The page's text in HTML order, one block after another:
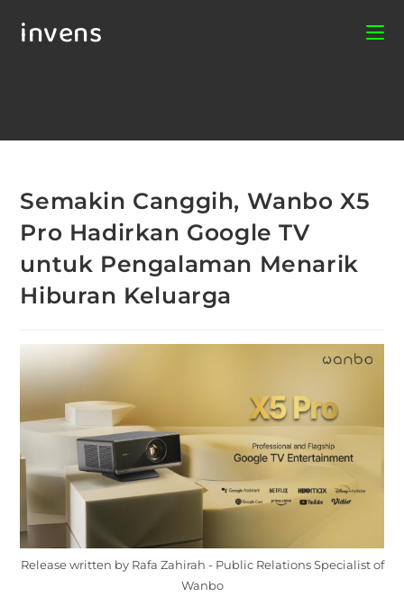
invens
Semakin Canggih, Wanbo X5
Pro Hadirkan Google TV
untuk Pengalaman Menarik
Hiburan Keluarga
Release written by Rafa Zahirah - Public Relations Specialist of
Wanbo